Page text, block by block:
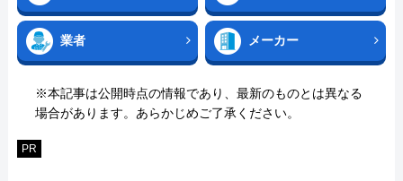
業者 メーカー
※本記事は公開時点の情報であり、最新のものとは異なる
場合があります。あらかじめご了承ください。
PR